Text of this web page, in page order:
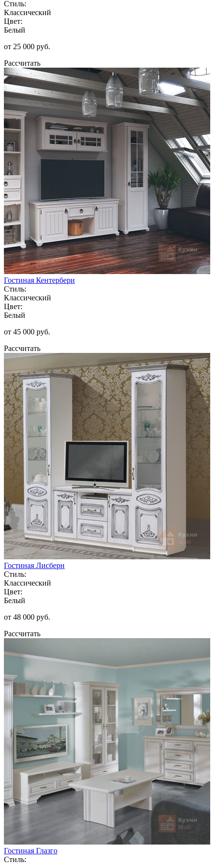
Стиль:
Классический
Цвет:
Белый
от 25 000 руб.
Рассчитать
Гостиная Кентербери
Стиль:
Классический
Цвет:
Белый
от 45 000 руб.
Рассчитать
Гостиная Лисберн
Стиль:
Классический
Цвет:
Белый
от 48 000 руб.
Рассчитать
Гостиная Глазго
Стиль: